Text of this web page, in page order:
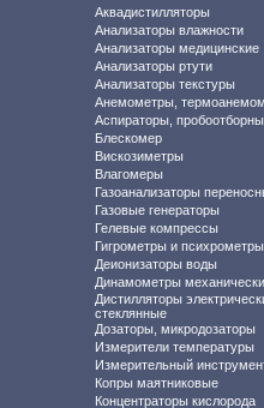
Аквадистилляторы
Анализаторы влажности
Анализаторы медицинские
Анализаторы ртути
Анализаторы текстуры
Анемометры,
Аспираторы,
Блескомер
Вискозиметры
Влагомеры
Газоанализаторы
Газовые генераторы
Гелевые компрессы
Гигрометры и психрометры
Деионизаторы воды
Динамометры
Дистилляторы
стеклянные
Дозаторы, микродозаторы
Измерители температуры
Измерительный
Копры маятниковые
Концентраторы кислорода